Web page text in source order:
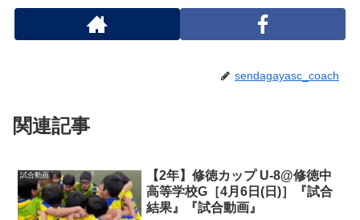
sendagayasc_coach
関連記事
試合動画
【2年】修徳カップ U-8@修徳中
高等学校G［4月6日(日)］『試合
結果』『試合動画』